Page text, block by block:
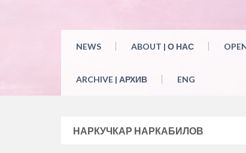
NEWS ABOUT | О НАС
ARCHIVE | АРХИВ ENG
НАРКУЧКАР НАРКАБИЛОВ